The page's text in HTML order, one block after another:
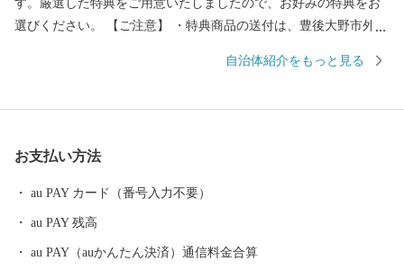
す。厳選した特典をご用意いたしましたので、お好みの特典をお
選びください。 【ご注意】 ・特典商品の送付は、豊後大野市外に
年度内の回数制限は現在設けておりません。 ・パッケージが異な
自治体紹介をもっと見る
お支払い方法
au PAY カード（番号入力不要）
au PAY 残高
au PAY（auかんたん決済）通信料金合算